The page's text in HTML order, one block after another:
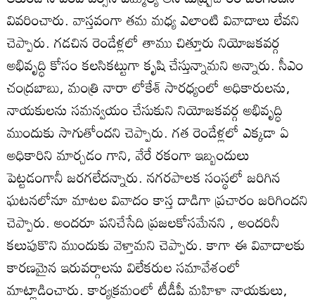
వివరించారు. వాస్తవంగా తమ మధ్య ఎలాంటి వివాదాలు లేవని
చెప్పారు. గడచిన రెండేళ్లలో తాము చిత్తూరు నియోజకవర్గ
అభివృద్ధి కోసం కలసికట్టుగా కృషి చేస్తున్నామని అన్నారు. సీఎం
చంద్రబాబు, మంత్రి నారా లోకేశ్‌ సారధ్యంలో అధికారులను,
నాయకులను సమన్వయం చేసుకుని నియోజకవర్గ అభివృద్ధి
ముందుకు సాగుతోందని చెప్పారు. గత రెండేళ్లలో ఎక్కడా ఏ
అధికారిని మార్చడం గాని, వేరే రకంగా ఇబ్బందులు
పెట్టడంగానీ జరగలేదన్నారు. నగరపాలక సంస్థలో జరిగిన
ఘటనలోనూ మాటల వివాదం కాస్త దాడిగా ప్రచారం జరిగిందని
చెప్పారు. అందరూ పనిచేసేది ప్రజలకోసమేనని , అందరినీ
కలుపుకొని ముందుకు వెళ్తామని చెప్పారు. కాగా ఈ వివాదాలకు
కారణమైన ఇరువర్గాలను విలేకరుల సమావేశంలో
మాట్లాడించారు. కార్యక్రమంలో టీడీపీ మహిళా నాయకులు,